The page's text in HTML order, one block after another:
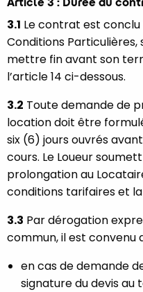
3.1 Le contrat est
Conditions Particulières,
mettre fin avant son
l’article 14 ci-dessous.
3.2 Toute demande de
location doit être
six (6) jours ouvrés
cours. Le Loueur
prolongation au
conditions tarifaires et
3.3 Par dérogation
commun, il est convenu
en cas de demande
signature du devis au